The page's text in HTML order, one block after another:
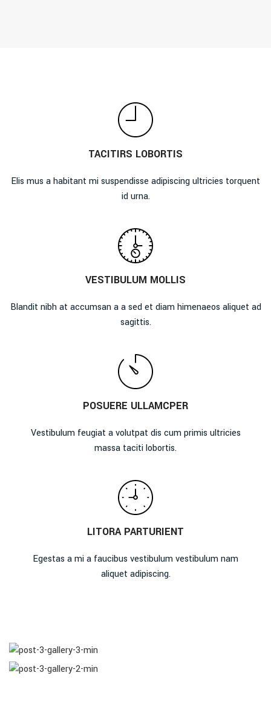
TACITIRS LOBORTIS
Elis mus a habitant mi suspendisse adipiscing ultricies torquent
id urna.
VESTIBULUM MOLLIS
Blandit nibh at accumsan a a sed et diam himenaeos aliquet ad
sagittis.
POSUERE ULLAMCPER
Vestibulum feugiat a volutpat dis cum primis ultricies
massa taciti lobortis.
LITORA PARTURIENT
Egestas a mi a faucibus vestibulum vestibulum nam
aliquet adipiscing.